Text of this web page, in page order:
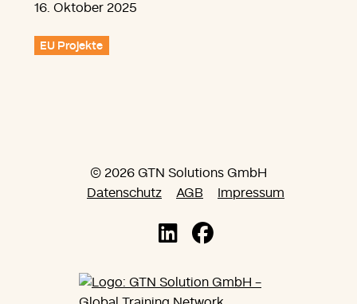
16. Oktober 2025
EU Projekte
© 2026 GTN Solutions GmbH
Datenschutz
AGB Impressum